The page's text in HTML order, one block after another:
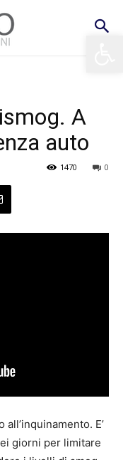
A
auto
0
1470
E’
giorni per limitare